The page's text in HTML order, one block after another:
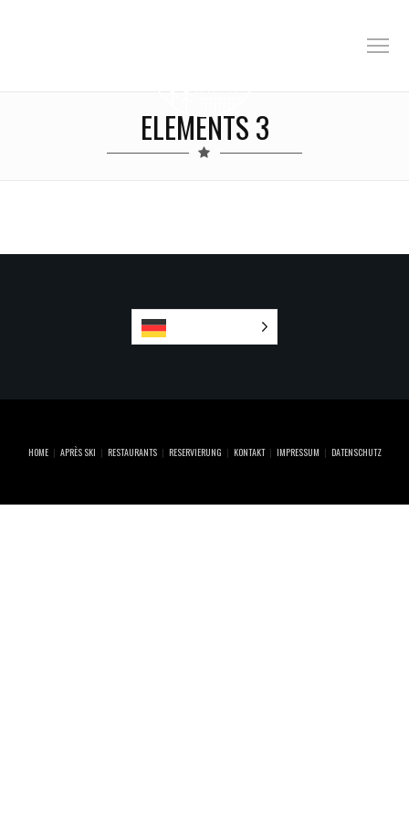
ELEMENTS 3
HOME APRÈS SKI RESTAURANTS RESERVIERUNG KONTAKT IMPRESSUM DATENSCHUTZ